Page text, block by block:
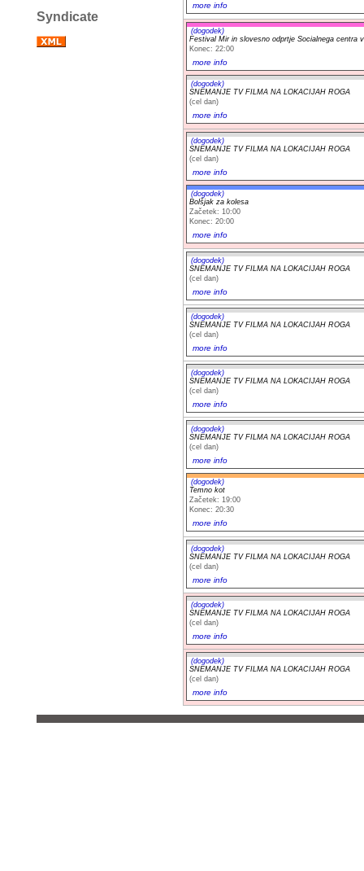
Syndicate
more info
(dogodek)
Festival Mir in slovesno odprtje Socialnega centra
Konec: 22:00
more info
(dogodek)
SNEMANJE TV FILMA NA LOKACIJAH ROGA
(cel dan)
more info
(dogodek)
SNEMANJE TV FILMA NA LOKACIJAH ROGA
(cel dan)
more info
(dogodek)
Bolšjak za kolesa
Začetek: 10:00
Konec: 20:00
more info
(dogodek)
SNEMANJE TV FILMA NA LOKACIJAH ROGA
(cel dan)
more info
(dogodek)
SNEMANJE TV FILMA NA LOKACIJAH ROGA
(cel dan)
more info
(dogodek)
SNEMANJE TV FILMA NA LOKACIJAH ROGA
(cel dan)
more info
(dogodek)
SNEMANJE TV FILMA NA LOKACIJAH ROGA
(cel dan)
more info
(dogodek)
Temno kot
Začetek: 19:00
Konec: 20:30
more info
(dogodek)
SNEMANJE TV FILMA NA LOKACIJAH ROGA
(cel dan)
more info
(dogodek)
SNEMANJE TV FILMA NA LOKACIJAH ROGA
(cel dan)
more info
(dogodek)
SNEMANJE TV FILMA NA LOKACIJAH ROGA
(cel dan)
more info